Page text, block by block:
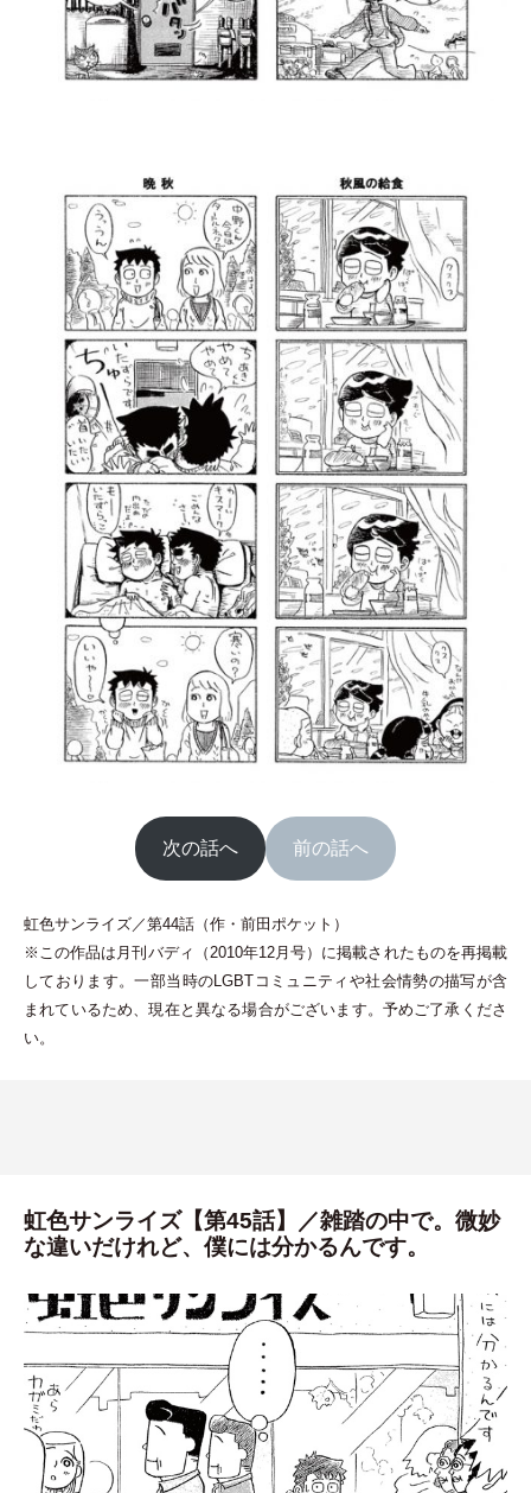
次の話へ 前の話へ
虹色サンライズ／第44話 （作 ・ 前田ポケット ）
※この作品は月刊バディ
（ 2010年12月号） に掲載されたものを再掲載
しております。一部当時のLGBTコミュニティや社会情勢の描写が含
まれているため、現在と異なる場合がございます。予めご了承くださ
い。
虹色サンライズ【第45話】／雑踏の中で。微妙
な違いだけれど、僕には分かるんです。